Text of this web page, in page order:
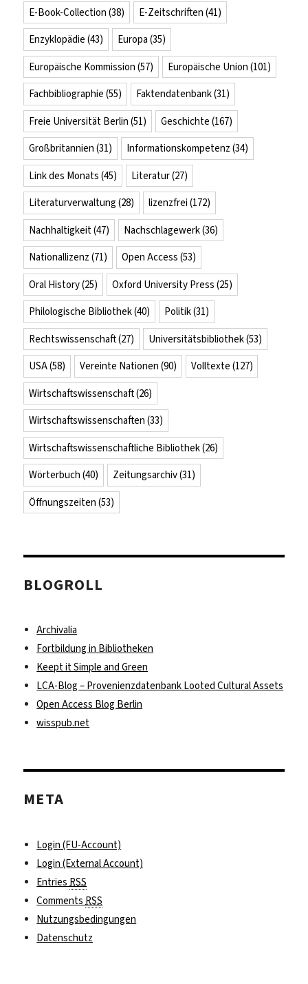
E-Book-Collection (38) E-Zeitschriften (41)
Enzyklopädie (43) Europa (35)
Europäische Kommission (57) Europäische Union (101)
Fachbibliographie (55) Faktendatenbank(31)
Freie Universität Berlin (51) Geschichte (167)
Großbritannien (31) Informationskompetenz (34)
Link des Monats (45) Literatur(27)
Literaturverwaltung (28) lizenzfrei (172)
Nachhaltigkeit(47) Nachschlagewerk(36)
Nationallizenz (71) Open Access (53)
Oral History(25) Oxford University Press (25)
Philologische Bibliothek(40) Politik(31)
Rechtswissenschaft(27) Universitätsbibliothek(53)
USA(58) Vereinte Nationen (90) Volltexte (127)
Wirtschaftswissenschaft(26)
Wirtschaftswissenschaften (33)
Wirtschaftswissenschaftliche Bibliothek(26)
Wörterbuch (40) Zeitungsarchiv(31)
Öffnungszeiten (53)
BLOGROLL
Archivalia
Fortbildung in Bibliotheken
Keept it Simple and Green
LCA-Blog – Provenienzdatenbank Looted Cultural Assets
Open Access Blog Berlin
wisspub.net
META
Login (FU-Account)
Login (External Account)
Entries RSS
Comments RSS
Nutzungsbedingungen
Datenschutz